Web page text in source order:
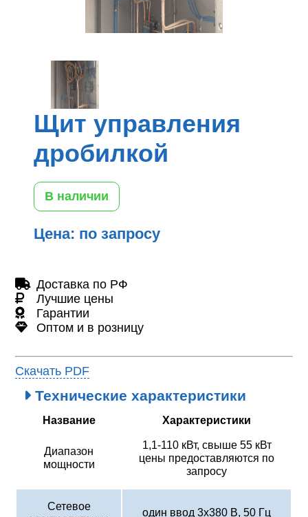
Щит управления
дробилкой
В наличии
Цена: по запросу
Доставка по РФ
Лучшие цены
Гарантии
Оптом и в розницу
Скачать PDF
Технические характеристики
Название Характеристики
Диапазон
мощности
1,1-110 кВт, свыше 55 кВт
цены предоставляются по
запросу
Сетевое
один ввод 3х380 В, 50 Гц